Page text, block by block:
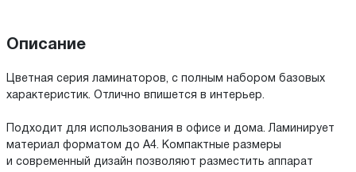
Описание
Цветная серия ламинаторов, с полным набором базовых
характеристик. Отлично впишется в интерьер.
Подходит для использования в офисе и дома. Ламинирует
материал форматом до А4. Компактные размеры
и современный дизайн позволяют разместить аппарат